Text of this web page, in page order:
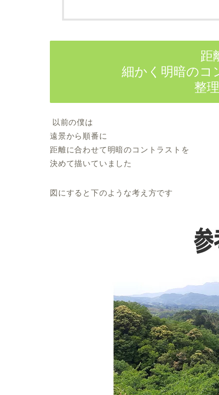
距
細かく明暗のコ
整
以前の僕は
遠景から順番に
距離に合わせて明暗のコントラストを
決めて描いていました
図にすると下のような考え方です